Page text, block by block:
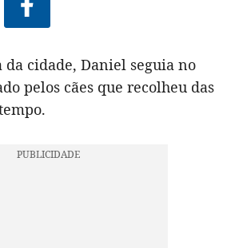
da cidade, Daniel seguia no
pelos cães que recolheu das